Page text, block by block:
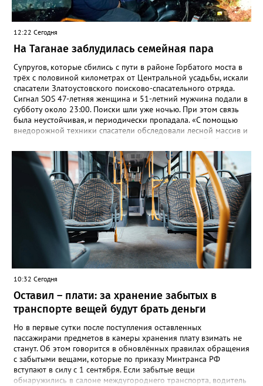
12:22 Сегодня
На Таганае заблудилась семейная пара
Супругов, которые сбились с пути в районе Горбатого моста в
трёх с половиной километрах от Центральной усадьбы, искали
спасатели Златоустовского поисково-спасательного отряда.
Сигнал SOS 47-летняя женщина и 51-летний мужчина подали в
субботу около 23:00. Поиски шли уже ночью. При этом связь
была неустойчивая, и периодически пропадала. «С помощью
внедорожной техники спасатели обследовали лесной массив и
моста», – рассказали в Поисково-спасательной службе. Пару
эвакуировали до Центральной усадьбы, где их ждала дочь.
10:32 Сегодня
Оставил – плати: за хранение забытых в
транспорте вещей будут брать деньги
Но в первые сутки после поступления оставленных
пассажирами предметов в камеры хранения плату взимать не
станут. Об этом говорится в обновлённых правилах обращения
с забытыми вещами, которые по приказу Минтранса РФ
вступают в силу с 1 сентября. Если забытые вещи
обнаружились в салоне междугороднего транспорта, водитель